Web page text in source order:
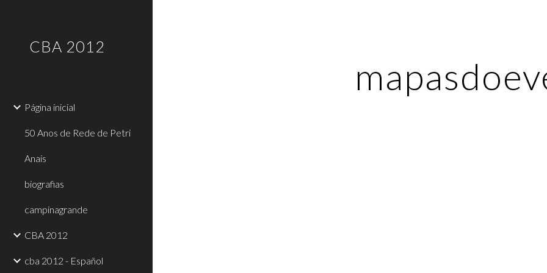
CBA 2012
Página inicial
50 Anos de Rede de Petri
Anais
biografias
campinagrande
CBA 2012
cba 2012 - Español